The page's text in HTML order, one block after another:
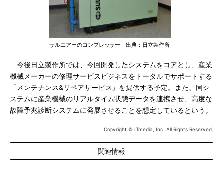
サルエアーのコンプレッサー 出典：日立製作所
今後日立製作所では、今回開発したシステムをコアとし、産業
機械メーカーの修理サービスビジネスをトータルでサポートする
「メンテナンス&リペアサービス」を提供する予定。また、同シ
ステムに産業機械のリアルタイム状態データを連携させ、高度な
故障予兆診断システムに発展させることを想定しているという。
Copyright © ITmedia, Inc. All Rights Reserved.
関連情報